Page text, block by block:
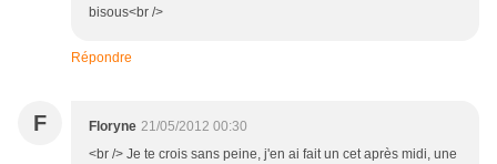
bisous<br />
Répondre
F Floryne 21/05/2012 00:30
<br /> Je te crois sans peine, j'en ai fait un cet après midi, une